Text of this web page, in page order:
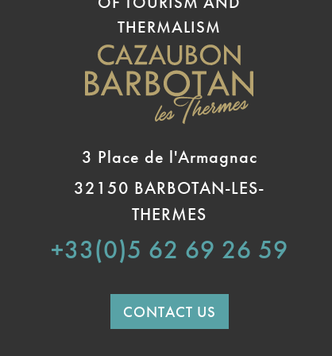
THERMALISM
3 Place de l'Armagnac
32150 BARBOTAN-LES-
THERMES
+33(0)5 62 69 26 59
CONTACT US